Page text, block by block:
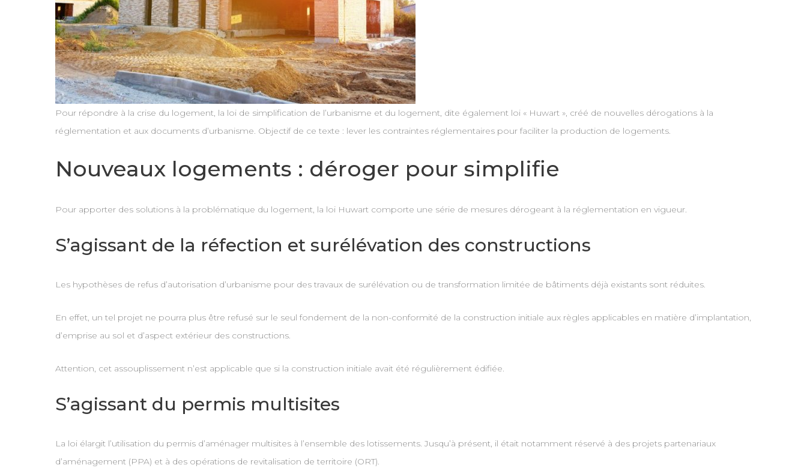
Pour répondre à la crise du logement, la loi de simplification de l’urbanisme et du logement, dite également loi « Huwart », créé de nouvelles dérogations à la
réglementation et aux documents d’urbanisme. Objectif de ce texte : lever les contraintes réglementaires pour faciliter la production de logements.
Nouveaux logements : déroger pour simplifie
Pour apporter des solutions à la problématique du logement, la loi Huwart comporte une série de mesures dérogeant à la réglementation en vigueur.
S’agissant de la réfection et surélévation des constructions
Les hypothèses de refus d’autorisation d’urbanisme pour des travaux de surélévation ou de transformation limitée de bâtiments déjà existants sont réduites.
En effet, un tel projet ne pourra plus être refusé sur le seul fondement de la non-conformité de la construction initiale aux règles applicables en matière d’implantation,
d’emprise au sol et d’aspect extérieur des constructions.
Attention, cet assouplissement n’est applicable que si la construction initiale avait été régulièrement édifiée.
S’agissant du permis multisites
La loi élargit l’utilisation du permis d’aménager multisites à l’ensemble des lotissements. Jusqu’à présent, il était notamment réservé à des projets partenariaux
d’aménagement (PPA) et à des opérations de revitalisation de territoire (ORT).